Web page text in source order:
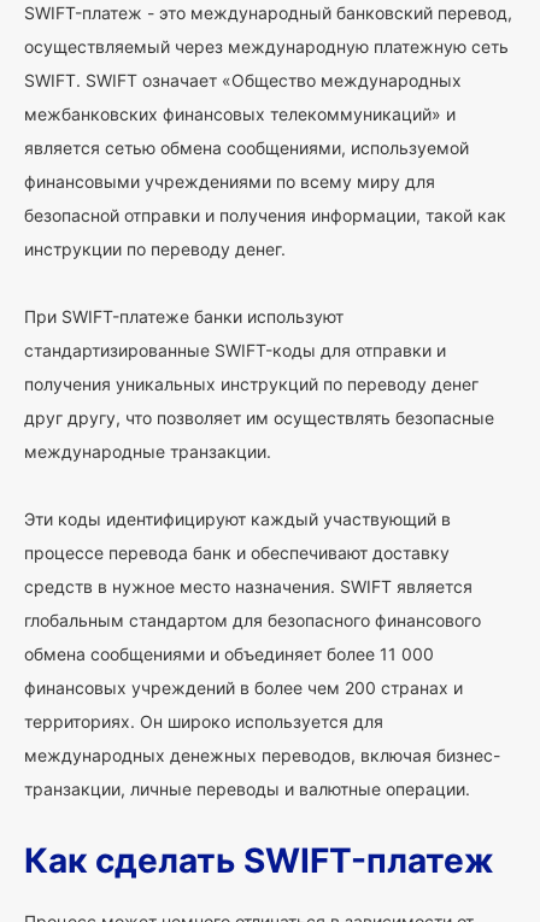
SWIFT-платеж - это международный банковский перевод,
осуществляемый через международную платежную сеть
SWIFT. SWIFT означает «Общество международных
межбанковских финансовых телекоммуникаций» и
является сетью обмена сообщениями, используемой
финансовыми учреждениями по всему миру для
безопасной отправки и получения информации, такой как
инструкции по переводу денег.
При SWIFT-платеже банки используют
стандартизированные SWIFT-коды для отправки и
получения уникальных инструкций по переводу денег
друг другу, что позволяет им осуществлять безопасные
международные транзакции.
Эти коды идентифицируют каждый участвующий в
процессе перевода банк и обеспечивают доставку
средств в нужное место назначения. SWIFT является
глобальным стандартом для безопасного финансового
обмена сообщениями и объединяет более 11 000
финансовых учреждений в более чем 200 странах и
территориях. Он широко используется для
международных денежных переводов, включая бизнес-
транзакции, личные переводы и валютные операции.
Как сделать SWIFT-платеж